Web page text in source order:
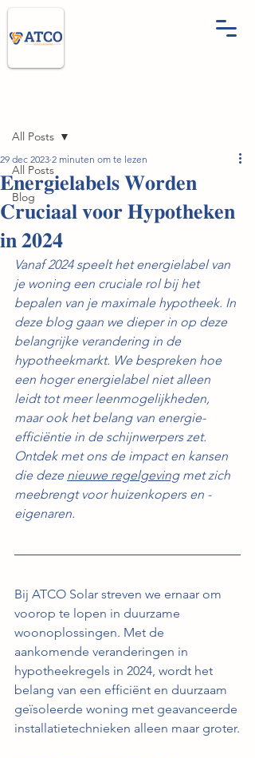
All Posts
Blog
All Posts
𝐄𝐧𝐞𝐫𝐠𝐢𝐞𝐥𝐚𝐛𝐞𝐥𝐬 𝐖𝐨𝐫𝐝𝐞𝐧
𝐂𝐫𝐮𝐜𝐢𝐚𝐚𝐥 𝐯𝐨𝐨𝐫 𝐇𝐲𝐩𝐨𝐭𝐡𝐞𝐤𝐞𝐧
𝐢𝐧 𝟐𝟎𝟐𝟒
29 dec 2023 2 minuten om te lezen
Vanaf 2024 speelt het energielabel van
je woning een cruciale rol bij het
bepalen van je maximale hypotheek. In
deze blog gaan we dieper in op deze
belangrijke verandering in de
hypotheekmarkt. We bespreken hoe
een hoger energielabel niet alleen
leidt tot meer leenmogelijkheden,
maar ook het belang van energie-
efficiëntie in de schijnwerpers zet.
Ontdek met ons de impact en kansen
die deze nieuwe regelgeving met zich
meebrengt voor huizenkopers en -
eigenaren.
Bij ATCO Solar streven we ernaar om
voorop te lopen in duurzame
woonoplossingen. Met de
aankomende veranderingen in
hypotheekregels in 2024, wordt het
belang van een efficiënt en duurzaam
geïsoleerde woning met geavanceerde
installatietechnieken alleen maar groter.